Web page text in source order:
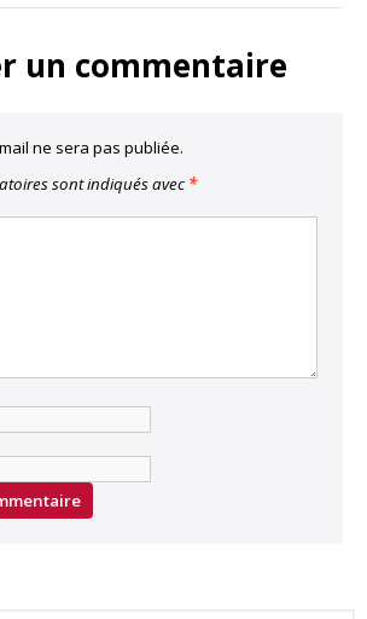
un commentaire
ne sera pas publiée.
sont indiqués avec *